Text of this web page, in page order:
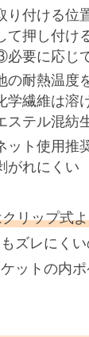
り付ける位
て押し付
要に応じ
の耐熱温度
学繊維は溶
ステル混紡
ット使用推
がれにくい
リップ式
ズレにく
ットの内